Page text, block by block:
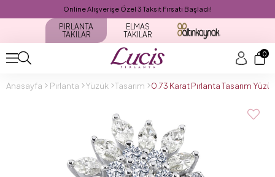
Online Alışverişe Özel 3 Taksit Fırsatı Başladı!
PIRLANTA
TAKILAR
ELMAS
TAKILAR
0
Anasayfa Pırlanta Yüzük Tasarım 0.73 Karat Pırlanta Tasarım